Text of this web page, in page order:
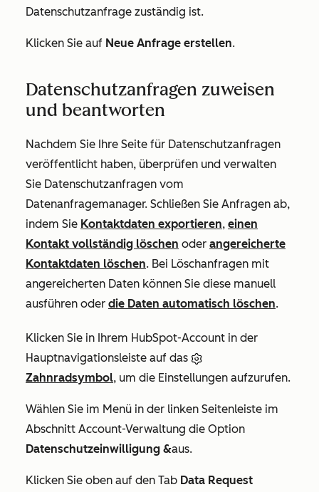
Datenschutzanfrage zuständig ist.
Klicken Sie auf Neue Anfrage erstellen.
Datenschutzanfragen zuweisen
und beantworten
Nachdem Sie Ihre Seite für Datenschutzanfragen
veröffentlicht haben, überprüfen und verwalten
Sie Datenschutzanfragen vom
Datenanfragemanager. Schließen Sie Anfragen ab,
indem Sie Kontaktdaten exportieren, einen
Kontakt vollständig löschen oder angereicherte
Kontaktdaten löschen. Bei Löschanfragen mit
angereicherten Daten können Sie diese manuell
ausführen oder die Daten automatisch löschen.
Klicken Sie in Ihrem HubSpot-Account in der
Hauptnavigationsleiste auf das
Zahnradsymbol, um die Einstellungen aufzurufen.
Wählen Sie im Menü in der linken Seitenleiste im
Abschnitt Account-Verwaltung die Option
Datenschutzeinwilligung &aus.
Klicken Sie oben auf den Tab Data Request